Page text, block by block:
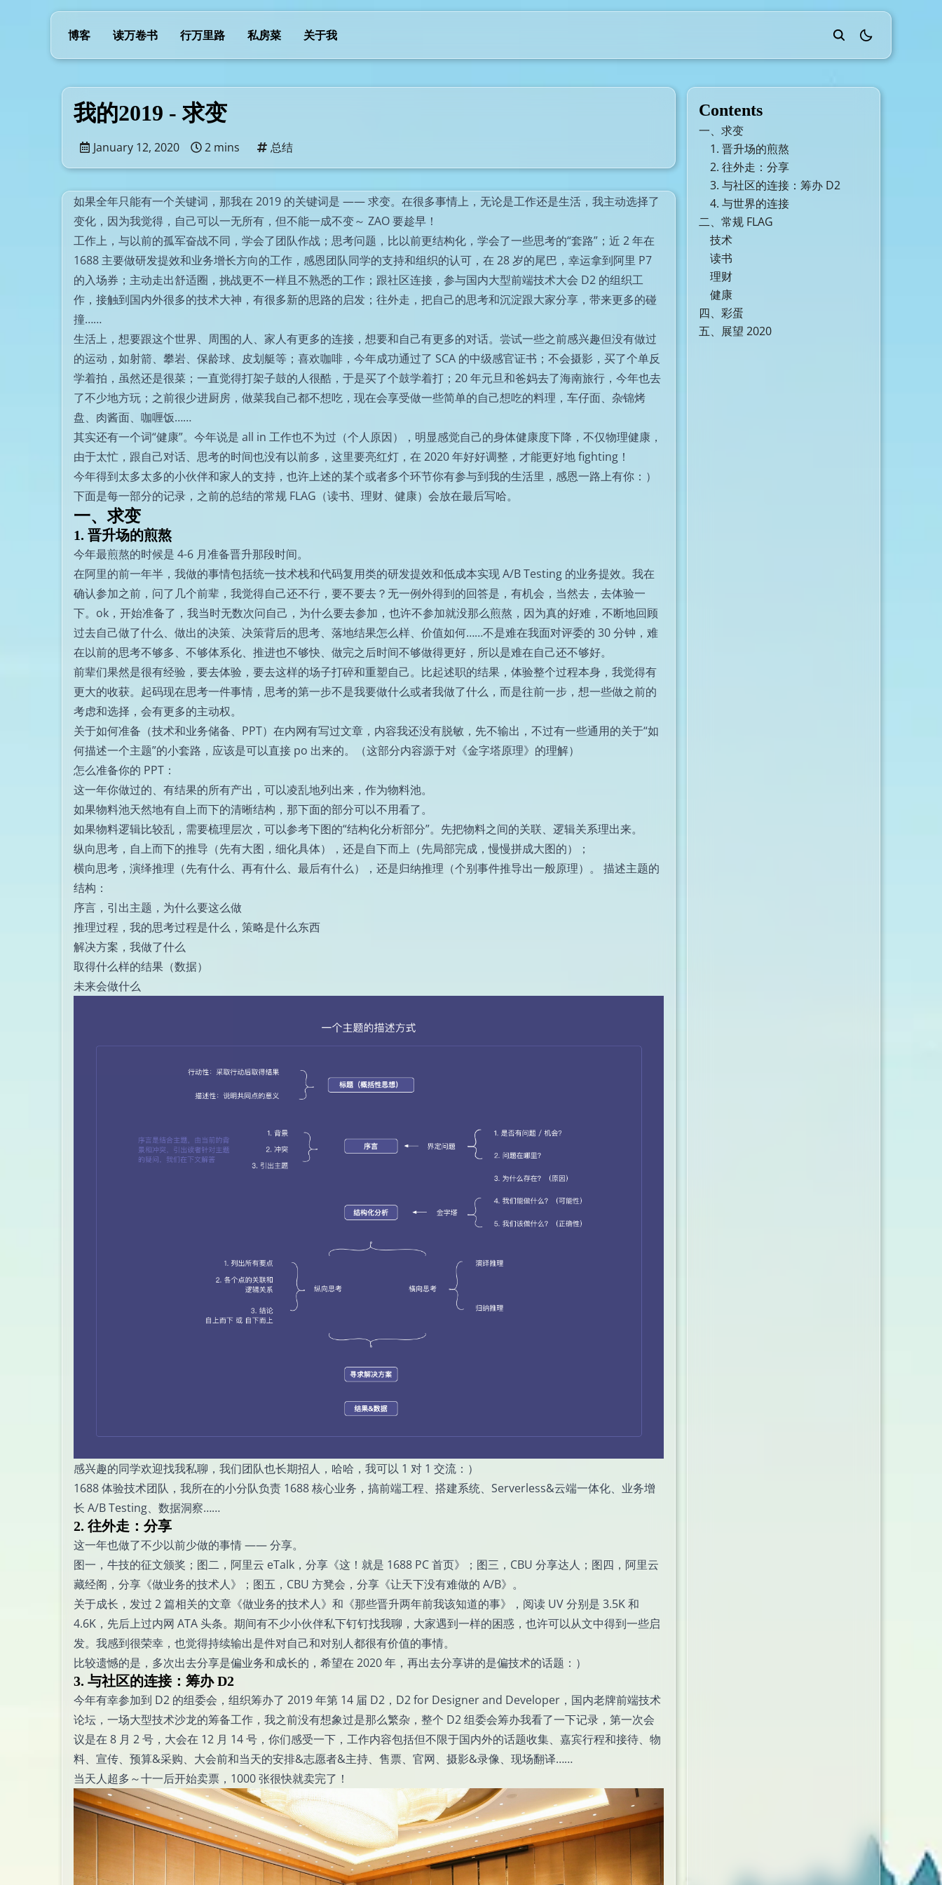
博客 读万卷书 行万里路 私房菜 关于我 theme switcher
我的2019 - 求变
January 12, 2020 2 mins 总结
如果全年只能有一个关键词，那我在 2019 的关键词是 —— 求变。在很多事情上，无论是工作还是生活，我主动选择了
变化，因为我觉得，自己可以一无所有，但不能一成不变～ ZAO 要趁早！
工作上，与以前的孤军奋战不同，学会了团队作战；思考问题，比以前更结构化，学会了一些思考的“套路”；近 2 年在
1688 主要做研发提效和业务增长方向的工作，感恩团队同学的支持和组织的认可，在 28 岁的尾巴，幸运拿到阿里 P7
的入场券；主动走出舒适圈，挑战更不一样且不熟悉的工作；跟社区连接，参与国内大型前端技术大会 D2 的组织工
作，接触到国内外很多的技术大神，有很多新的思路的启发；往外走，把自己的思考和沉淀跟大家分享，带来更多的碰
撞……
生活上，想要跟这个世界、周围的人、家人有更多的连接，想要和自己有更多的对话。尝试一些之前感兴趣但没有做过
的运动，如射箭、攀岩、保龄球、皮划艇等；喜欢咖啡，今年成功通过了 SCA 的中级感官证书；不会摄影，买了个单反
学着拍，虽然还是很菜；一直觉得打架子鼓的人很酷，于是买了个鼓学着打；20 年元旦和爸妈去了海南旅行，今年也去
了不少地方玩；之前很少进厨房，做菜我自己都不想吃，现在会享受做一些简单的自己想吃的料理，车仔面、杂锦烤
盘、肉酱面、咖喱饭……
其实还有一个词“健康”。今年说是 all in 工作也不为过（个人原因），明显感觉自己的身体健康度下降，不仅物理健康，
由于太忙，跟自己对话、思考的时间也没有以前多，这里要亮红灯，在 2020 年好好调整，才能更好地 fighting！
今年得到太多太多的小伙伴和家人的支持，也许上述的某个或者多个环节你有参与到我的生活里，感恩一路上有你：）
下面是每一部分的记录，之前的总结的常规 FLAG（读书、理财、健康）会放在最后写哈。
一、求变
1. 晋升场的煎熬
今年最煎熬的时候是 4-6 月准备晋升那段时间。
在阿里的前一年半，我做的事情包括统一技术栈和代码复用类的研发提效和低成本实现 A/B Testing 的业务提效。我在
确认参加之前，问了几个前辈，我觉得自己还不行，要不要去？无一例外得到的回答是，有机会，当然去，去体验一
下。ok，开始准备了，我当时无数次问自己，为什么要去参加，也许不参加就没那么煎熬，因为真的好难，不断地回顾
过去自己做了什么、做出的决策、决策背后的思考、落地结果怎么样、价值如何……不是难在我面对评委的 30 分钟，难
在以前的思考不够多、不够体系化、推进也不够快、做完之后时间不够做得更好，所以是难在自己还不够好。
前辈们果然是很有经验，要去体验，要去这样的场子打碎和重塑自己。比起述职的结果，体验整个过程本身，我觉得有
更大的收获。起码现在思考一件事情，思考的第一步不是我要做什么或者我做了什么，而是往前一步，想一些做之前的
考虑和选择，会有更多的主动权。
关于如何准备（技术和业务储备、PPT）在内网有写过文章，内容我还没有脱敏，先不输出，不过有一些通用的关于“如
何描述一个主题”的小套路，应该是可以直接 po 出来的。（这部分内容源于对《金字塔原理》的理解）
怎么准备你的 PPT：
这一年你做过的、有结果的所有产出，可以凌乱地列出来，作为物料池。
如果物料池天然地有自上而下的清晰结构，那下面的部分可以不用看了。
如果物料逻辑比较乱，需要梳理层次，可以参考下图的“结构化分析部分”。先把物料之间的关联、逻辑关系理出来。
纵向思考，自上而下的推导（先有大图，细化具体），还是自下而上（先局部完成，慢慢拼成大图的）；
横向思考，演绎推理（先有什么、再有什么、最后有什么），还是归纳推理（个别事件推导出一般原理）。 描述主题的
结构：
序言，引出主题，为什么要这么做
推理过程，我的思考过程是什么，策略是什么东西
解决方案，我做了什么
取得什么样的结果（数据）
未来会做什么
感兴趣的同学欢迎找我私聊，我们团队也长期招人，哈哈，我可以 1 对 1 交流：）
1688 体验技术团队，我所在的小分队负责 1688 核心业务，搞前端工程、搭建系统、Serverless&云端一体化、业务增
长 A/B Testing、数据洞察……
2. 往外走：分享
这一年也做了不少以前少做的事情 —— 分享。
图一，牛技的征文颁奖；图二，阿里云 eTalk，分享《这！就是 1688 PC 首页》；图三，CBU 分享达人；图四，阿里云
藏经阁，分享《做业务的技术人》；图五，CBU 方凳会，分享《让天下没有难做的 A/B》。
关于成长，发过 2 篇相关的文章《做业务的技术人》和《那些晋升两年前我该知道的事》，阅读 UV 分别是 3.5K 和
4.6K，先后上过内网 ATA 头条。期间有不少小伙伴私下钉钉找我聊，大家遇到一样的困惑，也许可以从文中得到一些启
发。我感到很荣幸，也觉得持续输出是件对自己和对别人都很有价值的事情。
比较遗憾的是，多次出去分享是偏业务和成长的，希望在 2020 年，再出去分享讲的是偏技术的话题：）
3. 与社区的连接：筹办 D2
今年有幸参加到 D2 的组委会，组织筹办了 2019 年第 14 届 D2 ，D2 for Designer and Developer，国内老牌前端技术
论坛，一场大型技术沙龙的筹备工作，我之前没有想象过是那么繁杂，整个 D2 组委会筹办我看了一下记录，第一次会
议是在 8 月 2 号，大会在 12 月 14 号，你们感受一下，工作内容包括但不限于国内外的话题收集、嘉宾行程和接待、物
料、宣传、预算&采购、大会前和当天的安排&志愿者&主持、售票、官网、摄影&录像、现场翻译……
当天人超多～十一后开始卖票，1000 张很快就卖完了！
Contents
一、求变
1. 晋升场的煎熬
2. 往外走：分享
3. 与社区的连接：筹办 D2
4. 与世界的连接
二、常规 FLAG
技术
读书
理财
健康
四、彩蛋
五、展望 2020